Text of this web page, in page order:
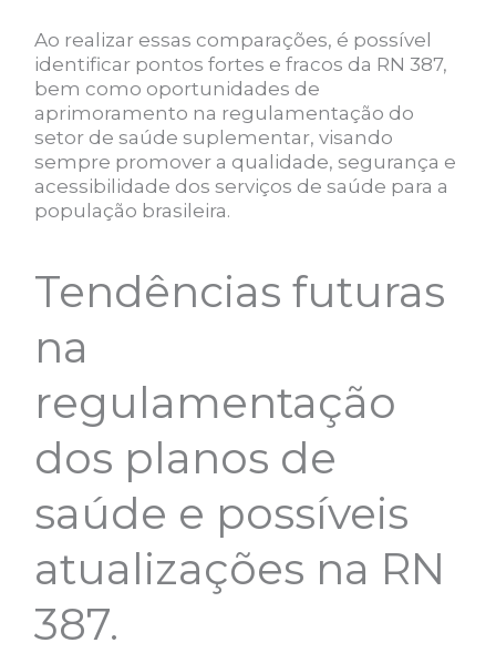
Ao realizar essas comparações, é possível
identificar pontos fortes e fracos da RN 387,
bem como oportunidades de
aprimoramento na regulamentação do
setor de saúde suplementar, visando
sempre promover a qualidade, segurança e
acessibilidade dos serviços de saúde para a
população brasileira.
Tendências futuras
na
regulamentação
dos planos de
saúde e possíveis
atualizações na RN
387.